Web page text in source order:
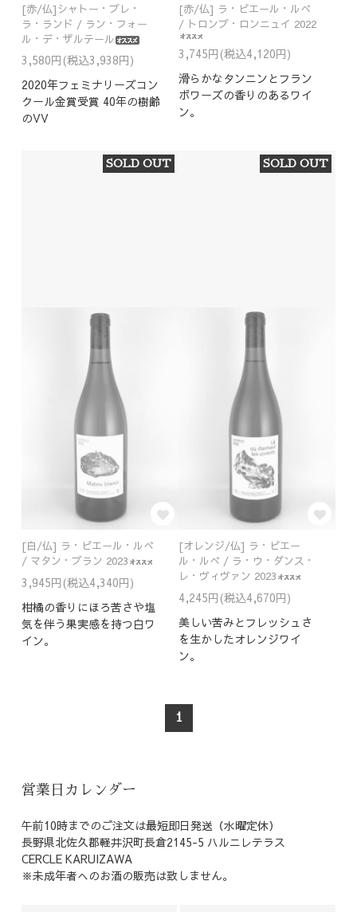
[赤/仏]シャトー・プレ・
ラ・ランド / ラン・フォー
ル・デ・ザルテール
3,580円(税込3,938円)
2020年フェミナリーズコン
クール金賞受賞 40年の樹齢
のVV
[赤/仏] ラ・ピエール・ルべ
/ トロンプ・ロンニュイ 2022
3,745円(税込4,120円)
滑らかなタンニンとフラン
ボワーズの香りのあるワイ
ン。
SOLD OUT
[白/仏] ラ・ピエール・ルべ
/ マタン・ブラン 2023
3,945円(税込4,340円)
柑橘の香りにほろ苦さや塩
気を伴う果実感を持つ白ワ
イン。
SOLD OUT
[オレンジ/仏] ラ・ピエー
ル・ルべ / ラ・ウ・ダンス・
レ・ヴィヴァン 2023
4,245円(税込4,670円)
美しい苦みとフレッシュさ
を生かしたオレンジワイ
ン。
1
営業日カレンダー
午前10時までのご注文は最短即日発送（水曜定休）
長野県北佐久郡軽井沢町長倉2145-5 ハルニレテラス
CERCLE KARUIZAWA
※未成年者へのお酒の販売は致しません。